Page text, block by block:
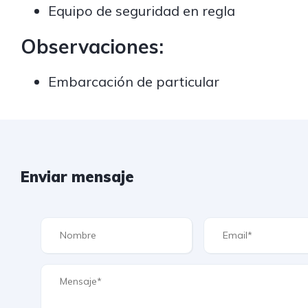
Equipo de seguridad en regla
Observaciones:
Embarcación de particular
Enviar mensaje